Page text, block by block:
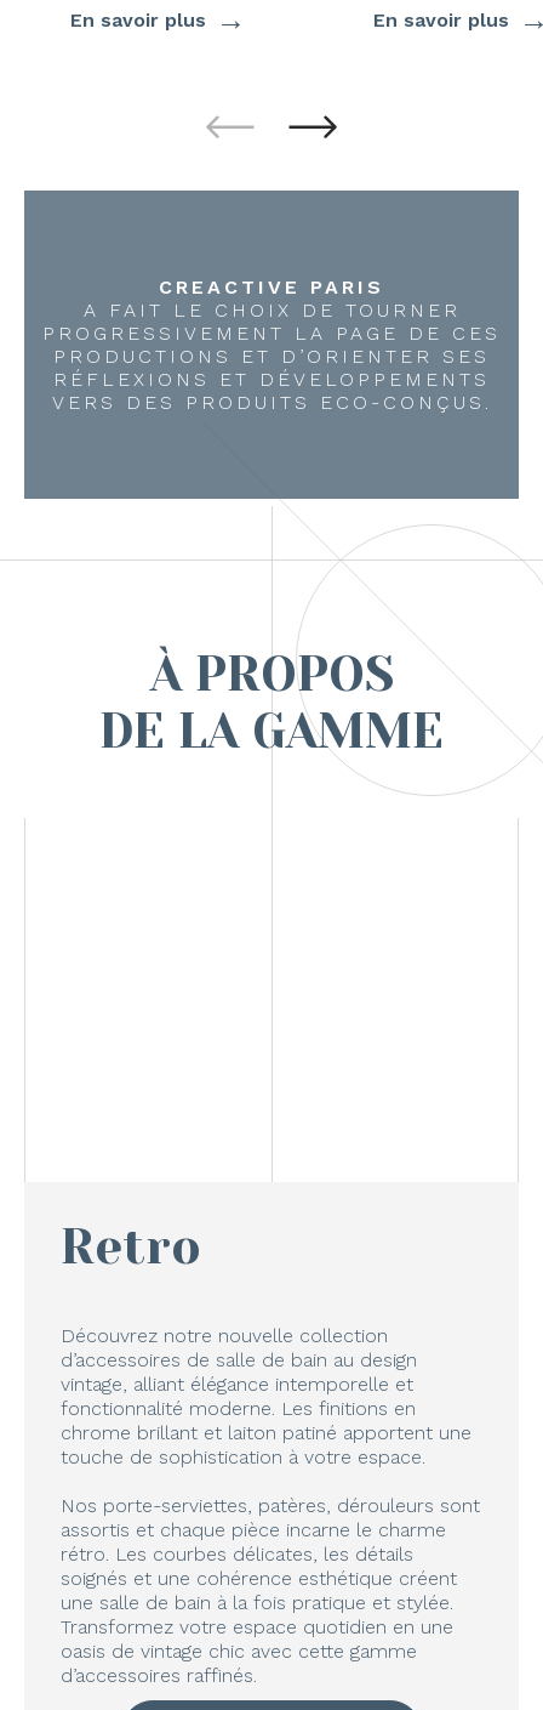
En savoir plus → En savoir plus
CREACTIVE PARIS
A FAIT LE CHOIX DE TOURNER
PROGRESSIVEMENT LA PAGE DE CES
PRODUCTIONS ET D’ORIENTER SES
RÉFLEXIONS ET DÉVELOPPEMENTS
VERS DES PRODUITS ECO-CONÇUS.
À PROPOS
DE LA GAMME
Retro
Découvrez notre nouvelle collection
d’accessoires de salle de bain au design
vintage, alliant élégance intemporelle et
fonctionnalité moderne. Les finitions en
chrome brillant et laiton patiné apportent une
touche de sophistication à votre espace.
Nos porte-serviettes, patères, dérouleurs sont
assortis et chaque pièce incarne le charme
rétro. Les courbes délicates, les détails
soignés et une cohérence esthétique créent
une salle de bain à la fois pratique et stylée.
Transformez votre espace quotidien en une
oasis de vintage chic avec cette gamme
d’accessoires raffinés.